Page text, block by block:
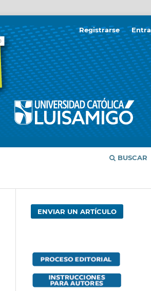
BUSCAR
Registrarse
ENVIAR UN ARTÍCULO